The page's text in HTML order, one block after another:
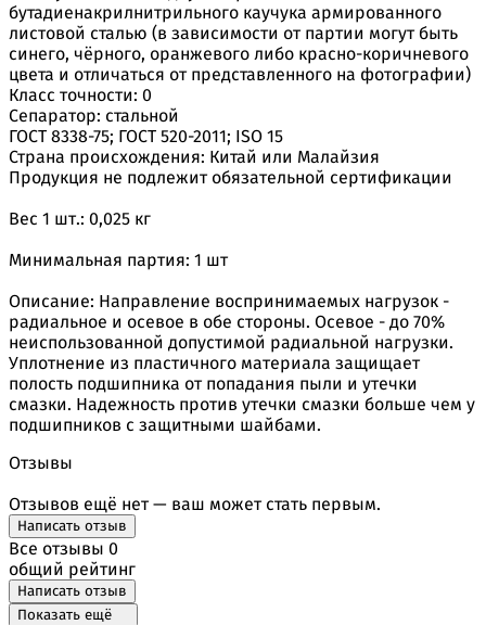
бутадиенакрилнитрильного каучука армированного
листовой сталью (в зависимости от партии могут быть
синего, чёрного, оранжевого либо красно-коричневого
цвета и отличаться от представленного на фотографии)
Класс точности: 0
Сепаратор: стальной
ГОСТ 8338-75; ГОСТ 520-2011; ISO 15
Страна происхождения: Китай или Малайзия
Продукция не подлежит обязательной сертификации
Вес 1 шт.: 0,025 кг
Минимальная партия: 1 шт
Описание: Направление воспринимаемых нагрузок -
радиальное и осевое в обе стороны. Осевое - до 70%
неиспользованной допустимой радиальной нагрузки.
Уплотнение из пластичного материала защищает
полость подшипника от попадания пыли и утечки
смазки. Надежность против утечки смазки больше чем у
подшипников с защитными шайбами.
Отзывы
Отзывов ещё нет — ваш может стать первым.
Написать отзыв
Все отзывы 0
общий рейтинг
Написать отзыв
Показать ещё